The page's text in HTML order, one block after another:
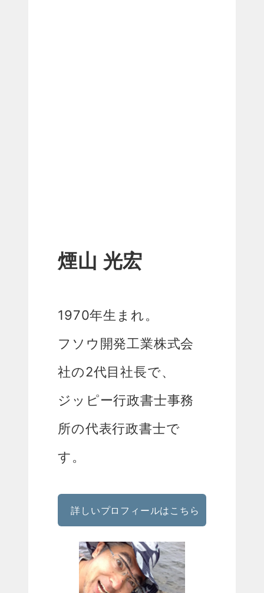
煙山 光宏
1970年生まれ。
フソウ開発工業株式会
社の2代目社長で、
ジッピー行政書士事務
所の代表行政書士で
す。
詳しいプロフィールはこちら